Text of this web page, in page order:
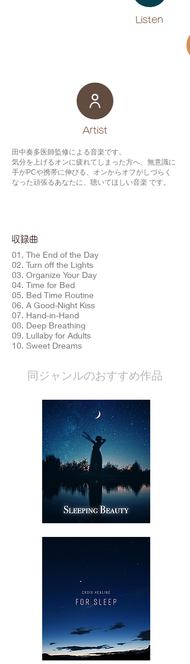
Listen​
​Artist
田中奏多医師監修による音楽です。
気分を上げるオンに疲れてしまった方へ、無意識に
手がPCや携帯に伸びる、オンからオフがしづらく
なった頑張るあなたに、聴いてほしい音楽 です。
​収録曲
01. The End of the Day
02. Turn off the Lights
03. Organize Your Day
04. Time for Bed
05. Bed Time Routine
06. A Good-Night Kiss
07. Hand-in-Hand
08. Deep Breathing
09. Lullaby for Adults
10. Sweet Dreams
​同ジャンルのおすすめ作品